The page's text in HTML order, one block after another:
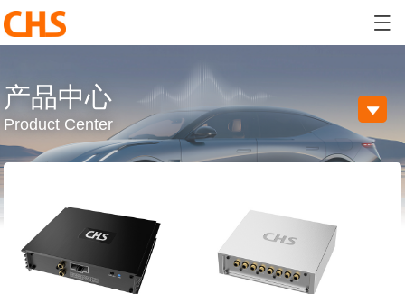

产品中心
Product Center
